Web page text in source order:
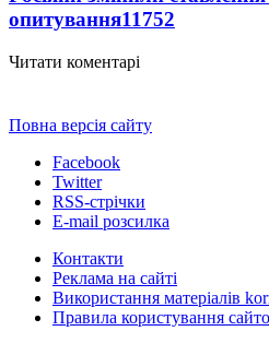
опитування11752
Читати коментарі
Повна версія сайту
Facebook
Twitter
RSS-стрічки
E-mail розсилка
Контакти
Реклама на сайті
Використання матеріалів
Правила користування